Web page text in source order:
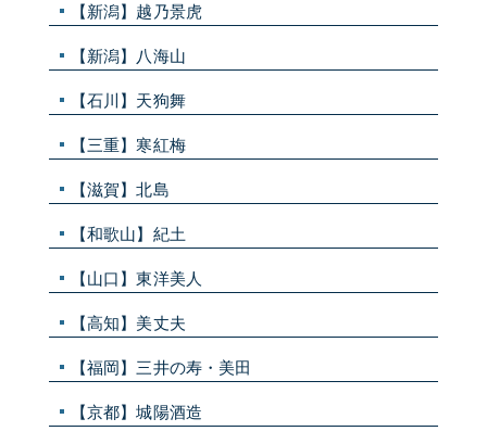
【新潟】越乃景虎
【新潟】八海山
【石川】天狗舞
【三重】寒紅梅
【滋賀】北島
【和歌山】紀土
【山口】東洋美人
【高知】美丈夫
【福岡】三井の寿・美田
【京都】城陽酒造